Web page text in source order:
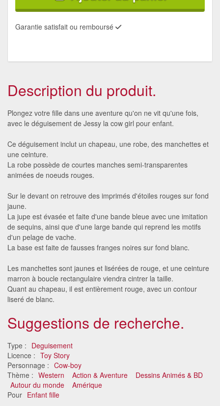
Garantie satisfait ou remboursé
Description du produit.
Plongez votre fille dans une aventure qu'on ne vit qu'une fois,
avec le déguisement de Jessy la cow girl pour enfant.
Ce déguisement inclut un chapeau, une robe, des manchettes et
une ceinture.
La robe possède de courtes manches semi-transparentes
animées de noeuds rouges.
Sur le devant on retrouve des imprimés d'étoiles rouges sur fond
jaune.
La jupe est évasée et faite d'une bande bleue avec une imitation
de sequins, ainsi que d'une large bande qui reprend les motifs
d'un pelage de vache.
La base est faite de fausses franges noires sur fond blanc.
Les manchettes sont jaunes et lisérées de rouge, et une ceinture
marron à boucle rectangulaire viendra cintrer la taille.
Quant au chapeau, il est entièrement rouge, avec un contour
liseré de blanc.
Suggestions de recherche.
Type : Deguisement
Licence : Toy Story
Personnage : Cow-boy
Thème : Western Action & Aventure
Dessins Animés & BD
Autour du monde
Amérique
Pour Enfant fille